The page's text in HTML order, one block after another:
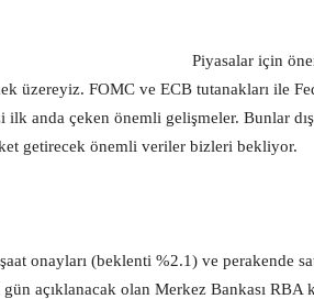
Piyasalar için
üzereyiz. FOMC ve ECB tutanakları ile
anda çeken önemli gelişmeler. Bunlar
getirecek önemli veriler bizleri bekliyor.
onayları (beklenti %2.1) ve perakende
açıklanacak olan Merkez Bankası